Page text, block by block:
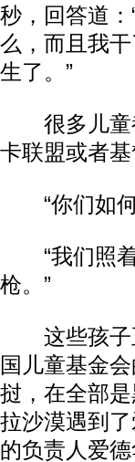
秒，回答道
么，而且我
生了。”
很多儿童都
卡联盟或者基
“你们如何
“我们照着
枪。”
这些孩子正
国儿童基金
挝，在全部
拉沙漠遇到
的负责人爱